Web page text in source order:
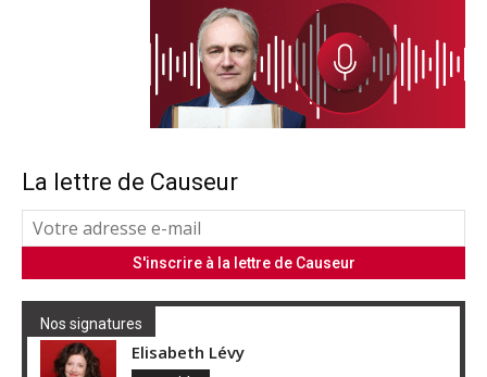
La lettre de Causeur
Nos signatures
Elisabeth Lévy